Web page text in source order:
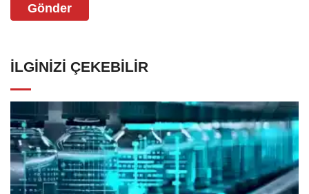
Gönder
İLGINIZI ÇEKEBILIR